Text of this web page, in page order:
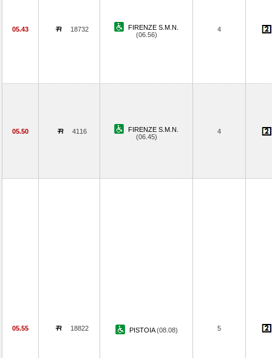
05.43 18732
FIRENZE S.M.N.
(06.56)
4
05.50 4116
FIRENZE S.M.N.
(06.45)
4
05.55 18822 PISTOIA(08.08) 5